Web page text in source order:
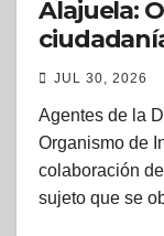
Alajuela:
sujeto
JUL 30, 2026
Agentes de la
Organismo de
colaboración
sujeto que se